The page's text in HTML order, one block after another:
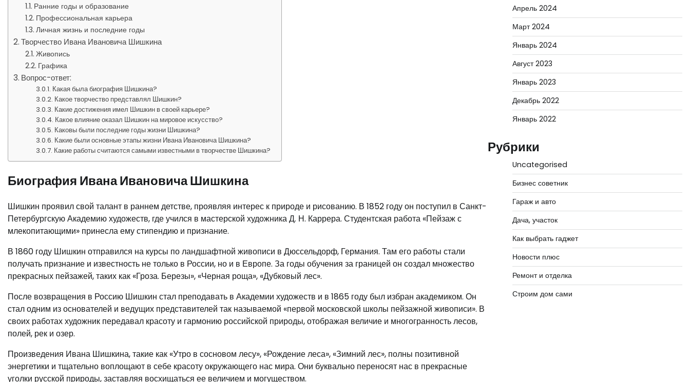
Ранние годы и образование
Профессиональная карьера
Личная жизнь и последние годы
Творчество Ивана Ивановича Шишкина
Живопись
Графика
Вопрос-ответ:
Какая была биография Шишкина?
Какое творчество представлял Шишкин?
Какие достижения имел Шишкин в своей карьере?
Какое влияние оказал Шишкин на мировое искусство?
Каковы были последние годы жизни Шишкина?
Какие были основные этапы жизни Ивана Ивановича Шишкина?
Какие работы считаются самыми известными в творчестве Шишкина?
Биография Ивана Ивановича Шишкина
Шишкин проявил свой талант в раннем детстве, проявляя интерес к природе и рисованию. В 1852 году он поступил в Санкт-
Петербургскую Академию художеств, где учился в мастерской художника Д. Н. Каррера. Студентская работа «Пейзаж с
млекопитающими» принесла ему стипендию и признание.
В 1860 году Шишкин отправился на курсы по ландшафтной живописи в Дюссельдорф, Германия. Там его работы стали
получать признание и известность не только в России, но и в Европе. За годы обучения за границей он создал множество
прекрасных пейзажей, таких как «Гроза. Березы», «Черная роща», «Дубковый лес».
После возвращения в Россию Шишкин стал преподавать в Академии художеств и в 1865 году был избран академиком. Он
стал одним из основателей и ведущих представителей так называемой «первой московской школы пейзажной живописи». В
своих работах художник передавал красоту и гармонию российской природы, отображая величие и многогранность лесов,
полей, рек и озер.
Произведения Ивана Шишкина, такие как «Утро в сосновом лесу», «Рождение леса», «Зимний лес», полны позитивной
энергетики и тщательно воплощают в себе красоту окружающего нас мира. Они буквально переносят нас в прекрасные
уголки русской природы, заставляя восхищаться ее величием и могуществом.
Апрель 2024
Март 2024
Январь 2024
Август 2023
Январь 2023
Декабрь 2022
Январь 2022
Рубрики
Uncategorised
Бизнес советник
Гараж и авто
Дача, участок
Как выбрать гаджет
Новости плюс
Ремонт и отделка
Строим дом сами